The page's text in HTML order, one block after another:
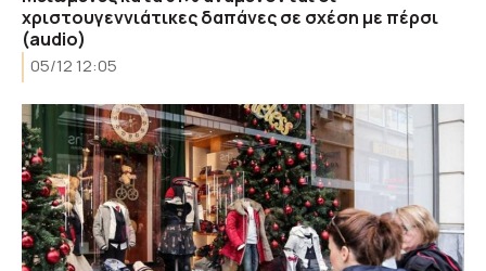
χριστουγεννιάτικες δαπάνες σε σχέση με πέρσι
(audio)
05/12 12:05